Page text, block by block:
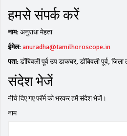
हमसे संपर्क करें
नाम:अनुराधा मेहता
ईमेल:anuradha@tamilhoroscope.in
पता:डोंबिवली पूर्व उप डाकघर, डोंबिवली पूर्व,
संदेश भेजें
नीचे दिए गए फॉर्म को भरकर हमें संदेश भेजें।
नाम